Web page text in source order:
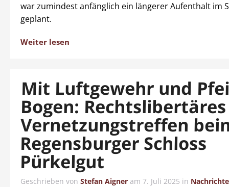
war zumindest anfänglich ein längerer Aufenthalt im
geplant.
Weiter lesen
Mit Luftgewehr und
Bogen: Rechtslibertäres
Vernetzungstreffen
Regensburger Schloss
Pürkelgut
Geschrieben von Stefan Aigner am 7. Juli 2025 in